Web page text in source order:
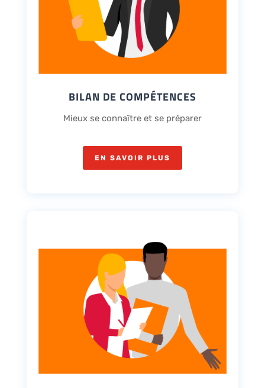
BILAN DE COMPÉTENCES
Mieux se connaître et se préparer
EN SAVOIR PLUS